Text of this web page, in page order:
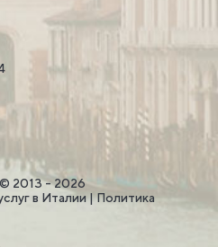
© 2013 - 2026
в Италии |Политика